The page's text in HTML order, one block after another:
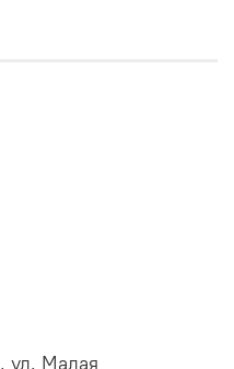
ул. Малая